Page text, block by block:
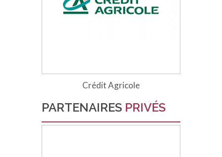
Crédit Agricole
PARTENAIRES PRIVÉS